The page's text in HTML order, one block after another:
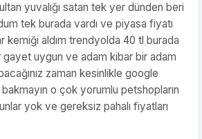
yuvalığı satan tek yer dünden beri
tek burada vardı ve piyasa fiyatı
kemiği aldım trendyolda 40 tl burada
uygun ve adam kibar bir adam
zaman kesinlikle google
bakmayın o çok yorumlu petshopların
yok ve gereksiz pahalı fiyatları